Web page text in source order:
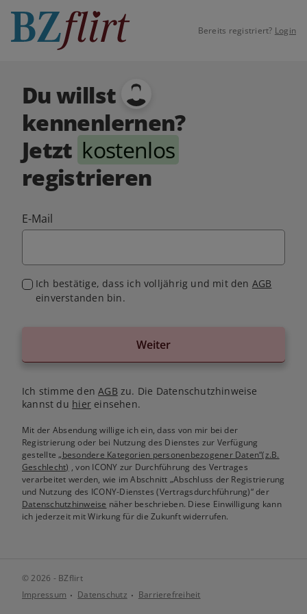
Bereits registriert? Login
Du willst
kennenlernen?
Jetzt kostenlos
registrieren
E-Mail
Ich bestätige, dass ich volljährig und mit den AGB
einverstanden bin.
Weiter
Ich stimme denAGB zu. Die Datenschutzhinweise
kannst du hiereinsehen.
Mit der Absendung willige ich ein, dass von mir bei der
Registrierung oder bei Nutzung des Dienstes zur Verfügung
gestellte„besondere Kategorien personenbezogener Daten“(z.B.
Geschlecht) , von ICONY zur Durchführung des Vertrages
verarbeitet werden, wie im Abschnitt „Abschluss der Registrierung
und Nutzung des ICONY-Dienstes (Vertragsdurchführung)“ der
Datenschutzhinweise näher beschrieben. Diese Einwilligung kann
ich jederzeit mit Wirkung für die Zukunft widerrufen.
© 2026 - BZflirt
Impressum
Datenschutz Barrierefreiheit